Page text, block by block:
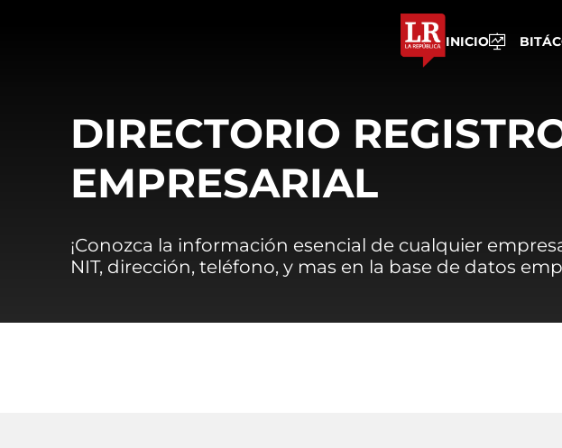
INICIO
DIRECTORIO
EMPRESARIAL
¡Conozca la información esencial de cualquier
NIT, dirección, teléfono, y mas en la base de datos